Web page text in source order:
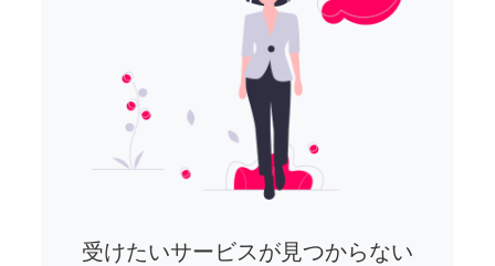
受けたいサービスが見つからない